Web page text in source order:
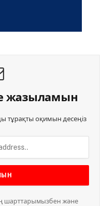
жазыламын
тұрақты оқимын десеңіз
шарттарымызбен және